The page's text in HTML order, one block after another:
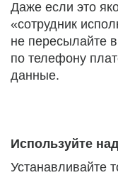
Даже если это
«сотрудник
не пересылайте
по телефону
данные.
Используйте
Устанавливайте